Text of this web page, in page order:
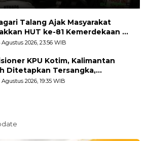
Talang Ajak Masyarakat
HUT ke-81 Kemerdekaan RI
Mengibarkan Bendera Merah
Agustus 2026, 23:56 WIB
KPU Kotim, Kalimantan
Ditetapkan Tersangka,
Negara ditaksir 10 Milyard
2026, 19:35 WIB